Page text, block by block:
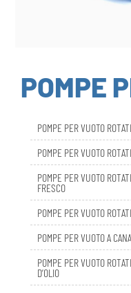
POMPE
POMPE PER VUOTO
POMPE PER VUOTO
FRESCO
POMPE PER VUOTO
POMPE PER VUOTO A
POMPE PER VUOTO
D’OLIO
DBL SMART